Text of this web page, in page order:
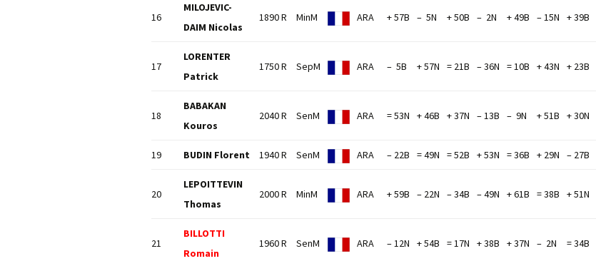
16
MILOJEVIC-
DAIM Nicolas
1890 R MinM ARA + 57B – 5N + 50B – 2N + 49B – 15N + 39B
17
LORENTER
Patrick
1750 R SepM ARA – 5B + 57N = 21B – 36N = 10B + 43N + 23B
18
BABAKAN
Kouros
2040 R SenM ARA = 53N + 46B + 37N – 13B – 9N + 51B + 30N
19 BUDIN Florent 1940 R SenM ARA – 22B = 49N = 52B + 53N = 36B + 29N – 27B
20
LEPOITTEVIN
Thomas
2000 R MinM ARA + 59B – 22N – 34B – 49N + 61B = 38B + 51N
21
BILLOTTI
Romain
1960 R SenM ARA – 12N + 54B = 17N + 38B + 37N – 2N = 34B